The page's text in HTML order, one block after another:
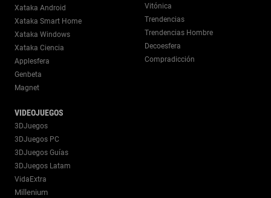
Xataka Android
Xataka Smart Home
Xataka Windows
Xataka Ciencia
Applesfera
Genbeta
Magnet
VIDEOJUEGOS
3DJuegos
3DJuegos PC
3DJuegos Guías
3DJuegos Latam
VidaExtra
Millenium
Vitónica
Trendencias
Trendencias Hombre
Decoesfera
Compradicción